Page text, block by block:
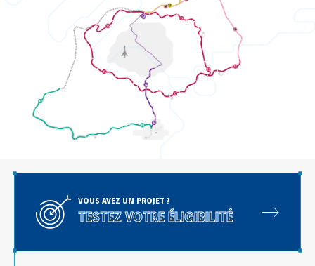
VOUS AVEZ UN PROJET ?
TESTEZ VOTRE ÉLIGIBILITÉ